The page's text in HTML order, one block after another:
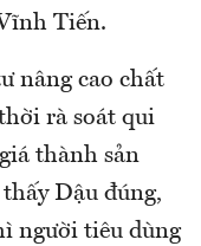
Tiến.
nâng cao chất
rà soát qui
thành sản
Dậu đúng,
người tiêu dùng